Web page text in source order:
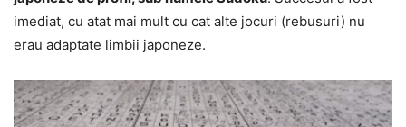
imediat, cu atat mai mult cu cat alte jocuri (rebusuri) nu
erau adaptate limbii japoneze.